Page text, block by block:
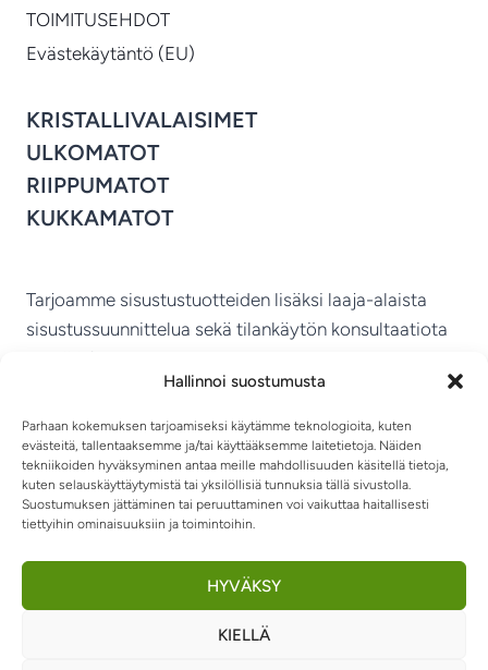
Hallinnoi suostumusta
Parhaan kokemuksen tarjoamiseksi käytämme teknologioita, kuten
evästeitä, tallentaaksemme ja/tai käyttääksemme laitetietoja. Näiden
tekniikoiden hyväksyminen antaa meille mahdollisuuden käsitellä tietoja,
kuten selauskäyttäytymistä tai yksilöllisiä tunnuksia tällä sivustolla.
Suostumuksen jättäminen tai peruuttaminen voi vaikuttaa haitallisesti
tiettyihin ominaisuuksiin ja toimintoihin.
HYVÄKSY
KIELLÄ
TOIMITUSEHDOT
Evästekäytäntö (EU)
KRISTALLIVALAISIMET
ULKOMATOT
RIIPPUMATOT
KUKKAMATOT
Tarjoamme sisustustuotteiden lisäksi laaja-alaista
sisustussuunnittelua sekä tilankäytön konsultaatiota
MIKKELIN VITRIINI KY
TIETOSUOJASELOSTE
RIIPPUMATOT JA -TUOLIT